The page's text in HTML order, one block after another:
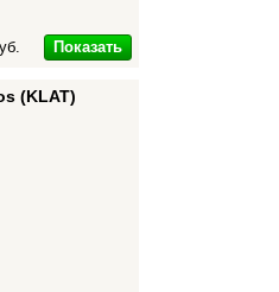
Показать
(KLAT)